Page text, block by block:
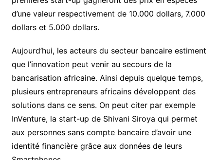
d’une valeur respectivement de 10.000 dollars, 7.000
dollars et 5.000 dollars.
Aujourd’hui, les acteurs du secteur bancaire estiment
que l’innovation peut venir au secours de la
bancarisation africaine. Ainsi depuis quelque temps,
plusieurs entrepreneurs africains développent des
solutions dans ce sens. On peut citer par exemple
InVenture, la start-up de Shivani Siroya qui permet
aux personnes sans compte bancaire d’avoir une
identité financière grâce aux données de leurs